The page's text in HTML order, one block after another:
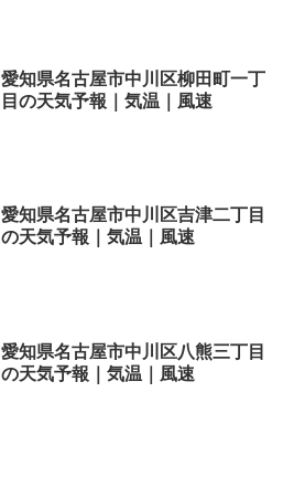
愛知県名古屋市中川区柳田町一丁
目の天気予報｜気温｜風速
愛知県名古屋市中川区吉津二丁目
の天気予報｜気温｜風速
愛知県名古屋市中川区八熊三丁目
の天気予報｜気温｜風速